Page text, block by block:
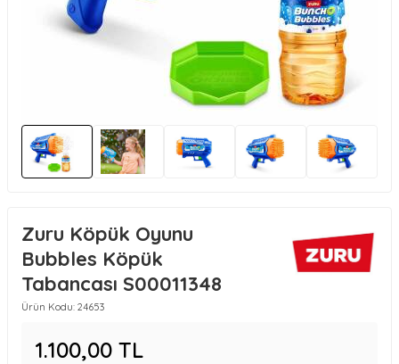
Zuru Köpük Oyunu
Bubbles Köpük
Tabancası S00011348
Ürün Kodu: 24653
1.100,00 TL